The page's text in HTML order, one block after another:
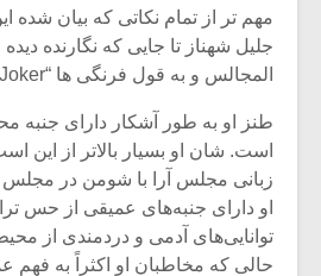
مهم تر از تمام نکاتی که بیان شده
جلیل شهناز تا جایی که نگارنده
المجالس و به قول فرنگی ها “Joker” نبوده است.
طنز او به طور آشکار دارای جنبه
است. شان او بسیار بالاتر از این
زبانی مجلس آرا با شومن در مجلس
او دارای جنبه‌های عمیقی از حس
توانایی‌های آدمی و دردمندی از
حالی که مخاطبان او اکثراً به فهم
میکلوش روژا